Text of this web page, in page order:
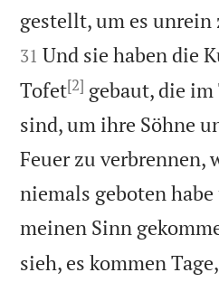
gestellt, um es unrein
31 Und sie haben die
Tofet[2] gebaut, die
sind, um ihre Söhne
Feuer zu verbrennen,
niemals geboten
meinen Sinn
sieh, es kommen